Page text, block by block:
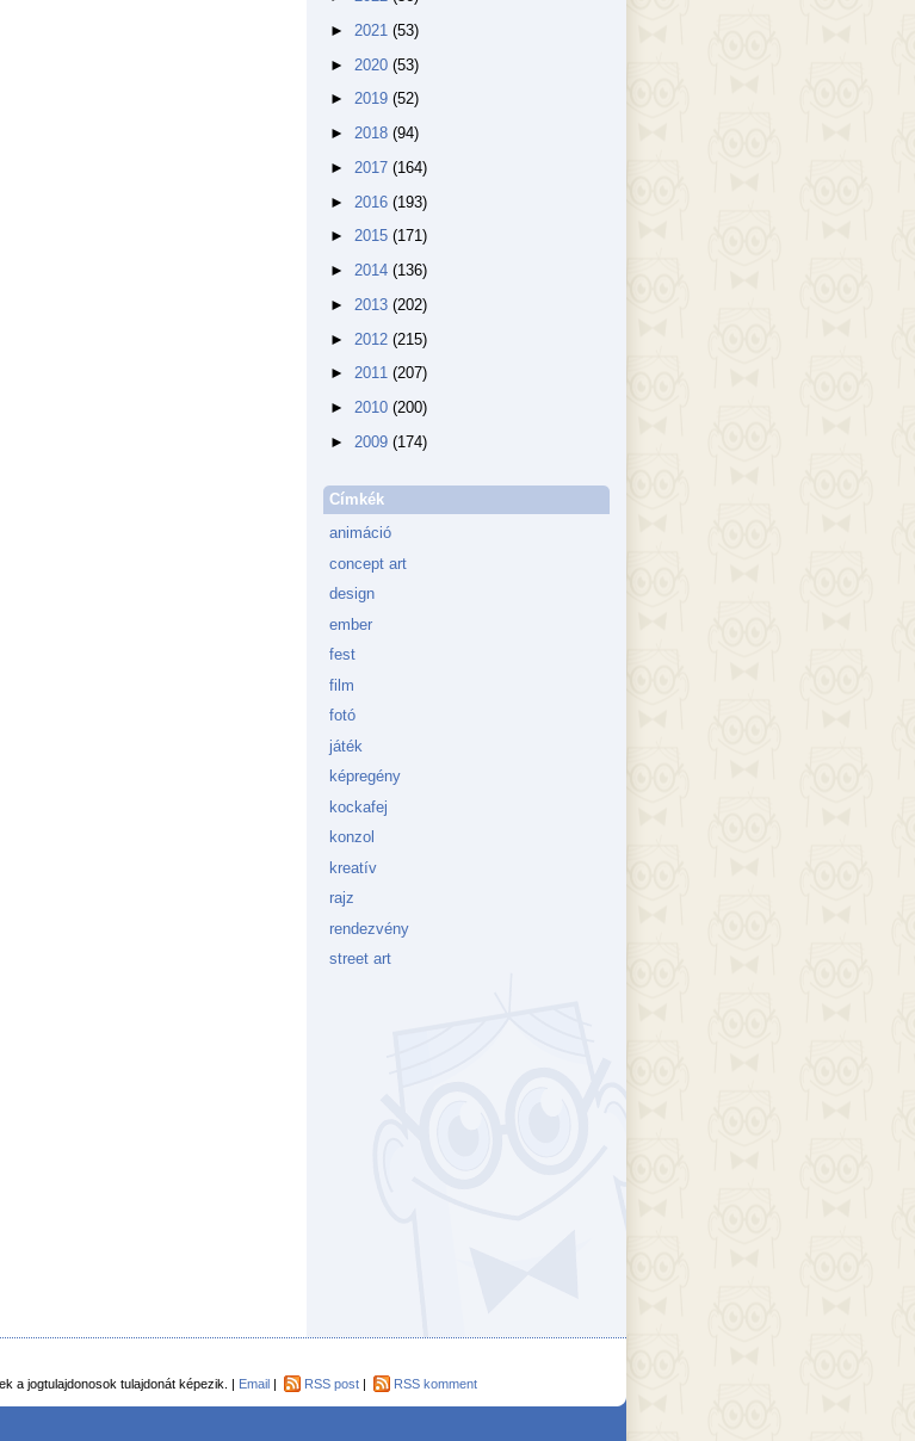
► 2021 (53)
► 2020 (53)
► 2019 (52)
► 2018 (94)
► 2017 (164)
► 2016 (193)
► 2015 (171)
► 2014 (136)
► 2013 (202)
► 2012 (215)
► 2011 (207)
► 2010 (200)
► 2009 (174)
Címkék
animáció
concept art
design
ember
fest
film
fotó
játék
képregény
kockafej
konzol
kreatív
rajz
rendezvény
street art
a jogtulajdonosok tulajdonát képezik. | Email | RSS post | RSS komment